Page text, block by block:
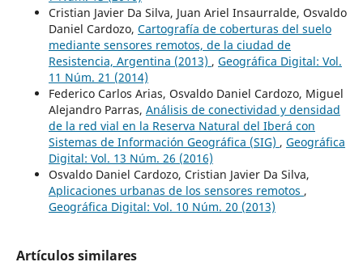
Cristian Javier Da Silva, Juan Ariel Insaurralde, Osvaldo
Daniel Cardozo, Cartografía de coberturas del suelo
mediante sensores remotos, de la ciudad de
Resistencia, Argentina (2013) , Geográfica Digital: Vol.
11 Núm. 21 (2014)
Federico Carlos Arias, Osvaldo Daniel Cardozo, Miguel
Alejandro Parras, Análisis de conectividad y densidad
de la red vial en la Reserva Natural del Iberá con
Sistemas de Información Geográfica (SIG) , Geográfica
Digital: Vol. 13 Núm. 26 (2016)
Osvaldo Daniel Cardozo, Cristian Javier Da Silva,
Aplicaciones urbanas de los sensores remotos ,
Geográfica Digital: Vol. 10 Núm. 20 (2013)
Artículos similares